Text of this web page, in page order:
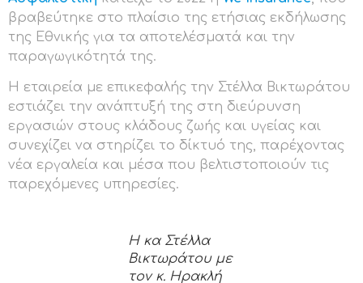
βραβεύτηκε στο πλαίσιο της ετήσιας εκδήλωσης
της Εθνικής για τα αποτελέσματά και την
παραγωγικότητά της.
Η εταιρεία με επικεφαλής την Στέλλα Βικτωράτου
εστιάζει την ανάπτυξή της στη διεύρυνση
εργασιών στους κλάδους ζωής και υγείας και
συνεχίζει να στηρίζει το δίκτυό της, παρέχοντας
νέα εργαλεία και μέσα που βελτιστοποιούν τις
παρεχόμενες υπηρεσίες.
Η κα Στέλλα
Βικτωράτου με
τον κ. Ηρακλή